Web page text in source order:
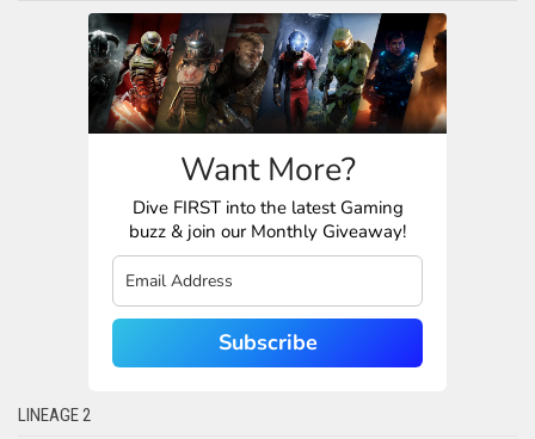
Want More?
Dive FIRST into the latest Gaming
buzz & join our Monthly Giveaway!
Subscribe
LINEAGE 2